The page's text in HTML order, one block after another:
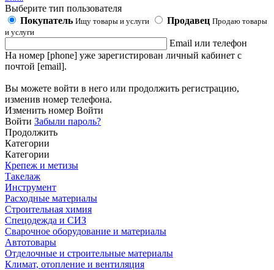
Выберите тип пользователя
Покупатель Ищу товары и услуги Продавец Продаю товары
и услуги
Email или телефон
На номер [phone] уже зарегистирован личный кабинет с
почтой [email].
Вы можете войти в него или продолжить регистрацию,
изменив номер телефона.
Изменить номер Войти
Войти Забыли пароль?
Продолжить
Категории
Категории
Крепеж и метизы
Такелаж
Инструмент
Расходные материалы
Строительная химия
Спецодежда и СИЗ
Сварочное оборудование и материалы
Автотовары
Отделочные и строительные материалы
Климат, отопление и вентиляция